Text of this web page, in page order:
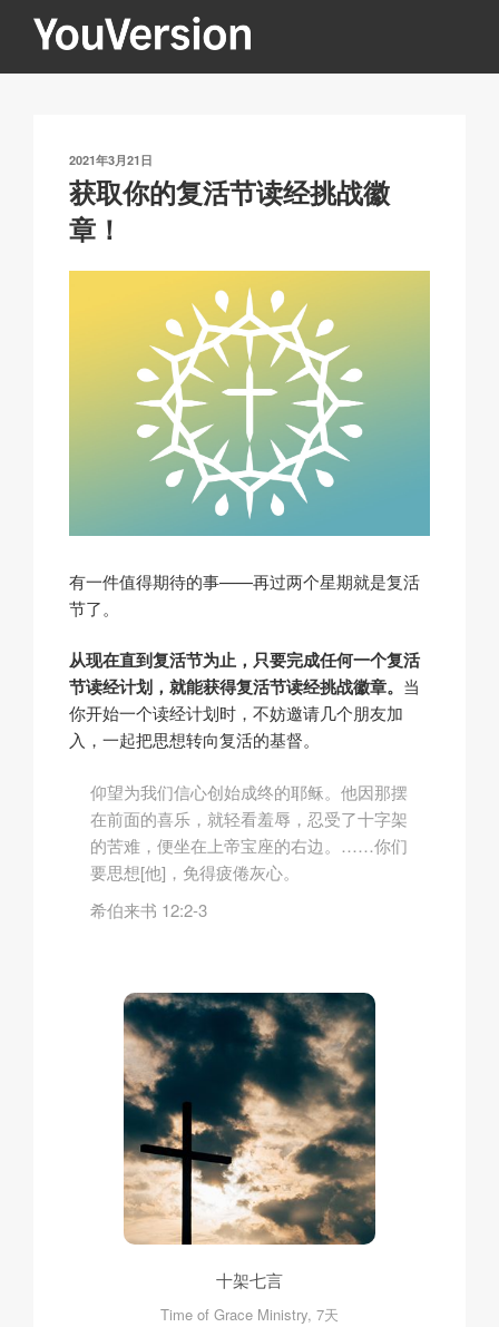
YOUVERSION
Seeking God every day.
发
布
于
2021年3月21日
获取你的复活节读经挑战徽
章！
有一件值得期待的事——再过两个星期就是复活
节了。
从现在直到复活节为止，只要完成任何一个复活
节读经计划，就能获得复活节读经挑战徽章。 当
你开始一个读经计划时，不妨邀请几个朋友加
入，一起把思想转向复活的基督。
仰望为我们信心创始成终的耶稣。他因那摆
在前面的喜乐，就轻看羞辱，忍受了十字架
的苦难，便坐在上帝宝座的右边。……你们
要思想[他]，免得疲倦灰心。
‭‭希伯来书‬ ‭12:2-3
十架七言
Time of Grace Ministry, 7天